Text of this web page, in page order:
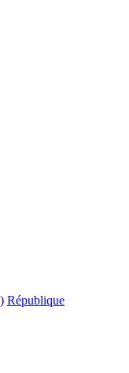
République